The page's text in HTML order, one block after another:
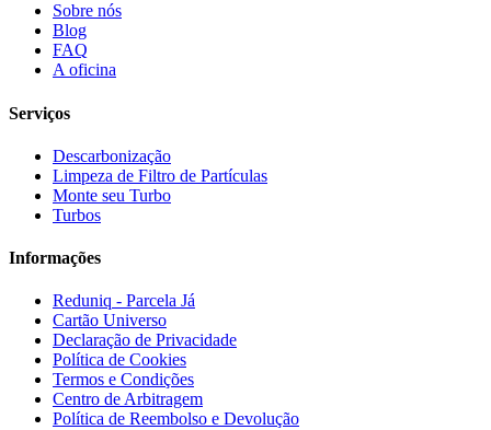
Sobre nós
Blog
FAQ
A oficina
Serviços
Descarbonização
Limpeza de Filtro de Partículas
Monte seu Turbo
Turbos
Informações
Reduniq - Parcela Já
Cartão Universo
Declaração de Privacidade
Política de Cookies
Termos e Condições
Centro de Arbitragem
Política de Reembolso e Devolução